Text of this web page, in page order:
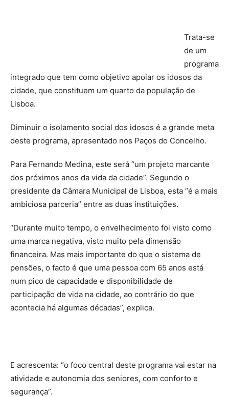
Trata-se
de um
programa
integrado que tem como objetivo apoiar os idosos da
cidade, que constituem um quarto da população de
Lisboa.
Diminuir o isolamento social dos idosos é a grande meta
deste programa, apresentado nos Paços do Concelho.
Para Fernando Medina, este será “um projeto marcante
dos próximos anos da vida da cidade”. Segundo o
presidente da Câmara Municipal de Lisboa, esta “é a mais
ambiciosa parceria” entre as duas instituições.
“Durante muito tempo, o envelhecimento foi visto como
uma marca negativa, visto muito pela dimensão
financeira. Mas mais importante do que o sistema de
pensões, o facto é que uma pessoa com 65 anos está
num pico de capacidade e disponibilidade de
participação de vida na cidade, ao contrário do que
acontecia há algumas décadas”, explica.
E acrescenta: “o foco central deste programa vai estar na
atividade e autonomia dos seniores, com conforto e
segurança”.